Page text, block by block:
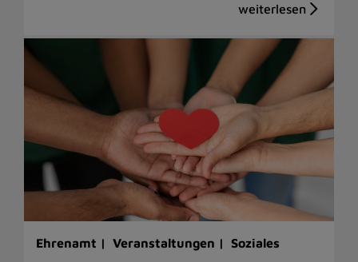
Ehrenamt | Veranstaltungen | Soziales